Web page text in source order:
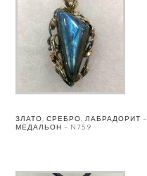
ЗЛАТО, СРЕБРО, ЛАБРАДОРИТ –
МЕДАЛЬОН – N759